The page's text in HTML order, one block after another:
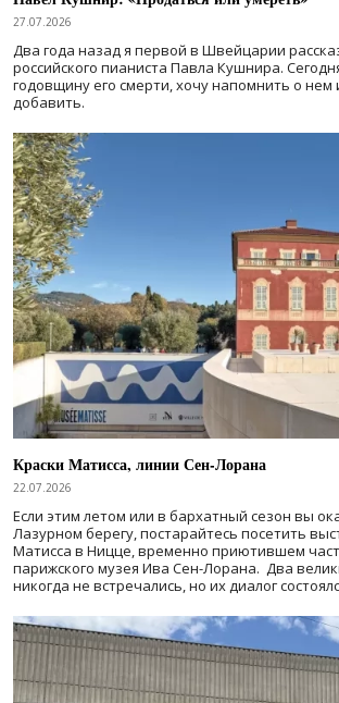
27.07.2026
Два года назад я первой в Швейцарии
российского пианиста Павла Кушнира.
годовщину его смерти, хочу напомнить о нем
добавить.
Краски Матисса, линии Сен-Лорана
22.07.2026
Если этим летом или в бархатный сезон вы
Лазурном берегу, постарайтесь посетить
Матисса в Ницце, временно приютившем
парижского музея Ива Сен-Лорана. Два
никогда не встречались, но их диалог